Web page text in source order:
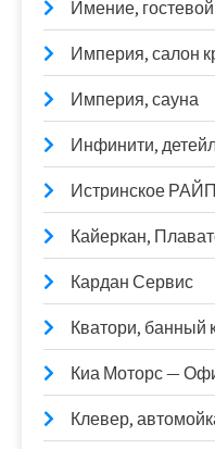
Имение,
Империя, салон
Империя, сауна
Инфинити,
Истринское
Кайеркан,
Кардан Сервис
Кватори, банный
Киа Моторс —
Клевер,